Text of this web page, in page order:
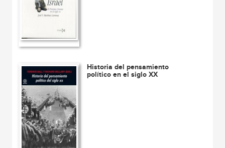
Historia del pensamiento
político en el siglo XX